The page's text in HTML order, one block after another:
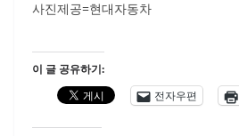
사진제공=현대자동차
이 글 공유하기:
전자우편